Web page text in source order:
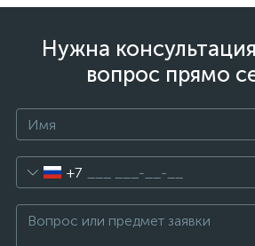
Нужна
вопрос прямо
+7